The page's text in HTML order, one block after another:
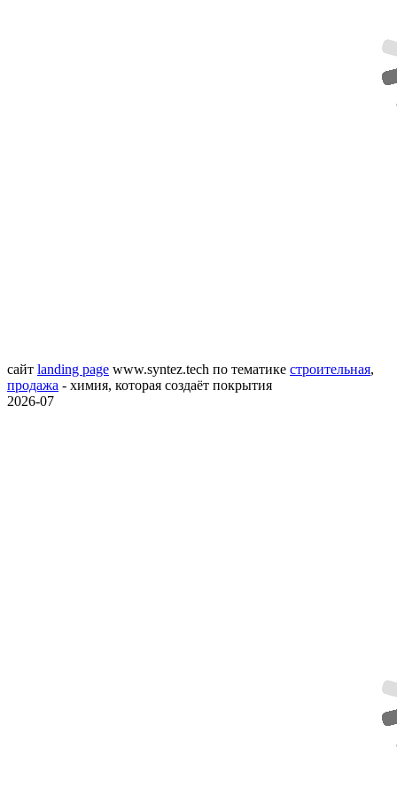
сайт landing page www.syntez.tech по тематике строительная,
продажа - химия, которая создаёт покрытия
2026-07